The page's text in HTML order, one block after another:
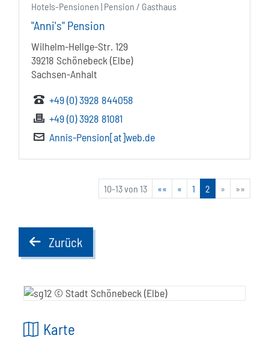
Hotels-Pensionen | Pension / Gasthaus
"Anni's" Pension
Wilhelm-Hellge-Str. 129
39218 Schönebeck (Elbe)
Sachsen-Anhalt
+49 (0) 3928 844058
+49 (0) 3928 81081
Annis-Pension[at]web.de
10-13 von 13 «« « 1 2 » »»
backZurück
Karte